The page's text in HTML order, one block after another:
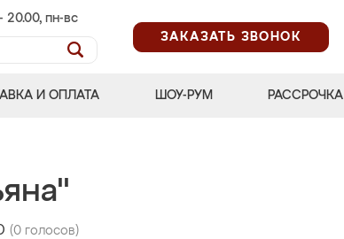
20.00, пн-вс
ЗАКАЗАТЬ ЗВОНОК
И ОПЛАТА ШОУ-РУМ РАССРОЧКА
(0 голосов)